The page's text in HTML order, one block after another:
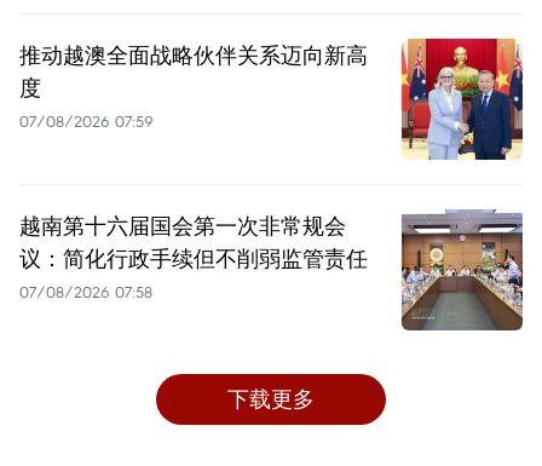
推动越澳全面战略伙伴关系迈向新高
度
07/08/2026 07:59
越南第十六届国会第一次非常规会
议：简化行政手续但不削弱监管责任
07/08/2026 07:58
下载更多